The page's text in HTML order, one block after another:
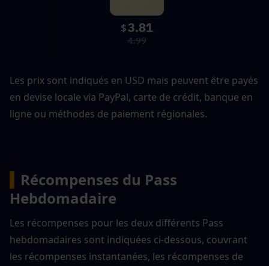
Les prix sont indiqués en USD mais peuvent être payés
en devise locale via PayPal, carte de crédit, banque en
ligne ou méthodes de paiement régionales.
Récompenses du Pass
Hebdomadaire
Les récompenses pour les deux différents Pass
hebdomadaires sont indiquées ci-dessous, couvrant
les récompenses instantanées, les récompenses de